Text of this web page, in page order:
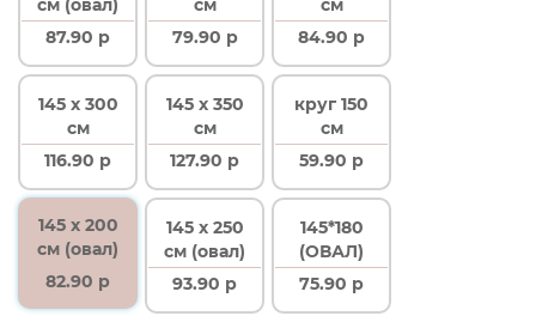
см (овал)
87.90 р
см
79.90 р
см
84.90 р
145 x 300
см
116.90 р
145 x 350
см
127.90 р
круг 150
см
59.90 р
145 x 200
см (овал)
82.90 р
145 x 250
см (овал)
93.90 р
145*180
(ОВАЛ)
75.90 р